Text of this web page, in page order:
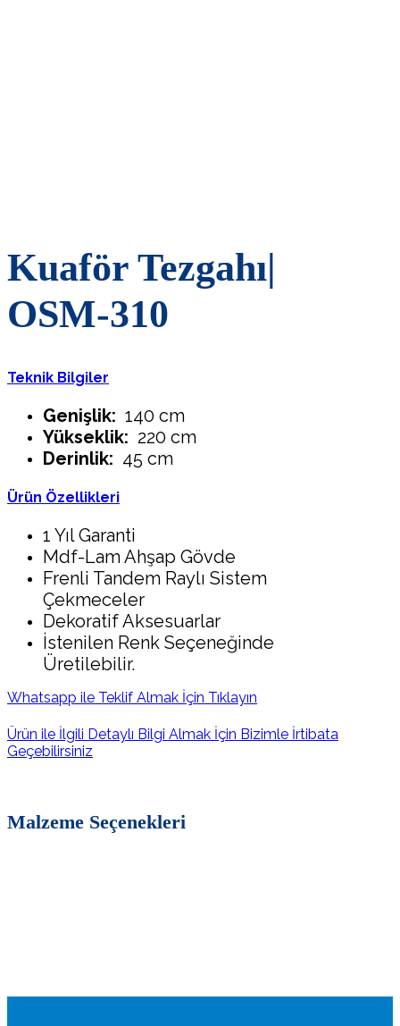
Kuaför Tezgahı|
OSM-310
Teknik Bilgiler
Genişlik: 140 cm
Yükseklik: 220 cm
Derinlik: 45 cm
Ürün Özellikleri
1 Yıl Garanti
Mdf-Lam Ahşap Gövde
Frenli Tandem Raylı Sistem
Çekmeceler
Dekoratif Aksesuarlar
İstenilen Renk Seçeneğinde
Üretilebilir.
Whatsapp ile Teklif Almak İçin Tıklayın
Ürün ile İlgili Detaylı Bilgi Almak İçin Bizimle İrtibata
Geçebilirsiniz
Malzeme Seçenekleri